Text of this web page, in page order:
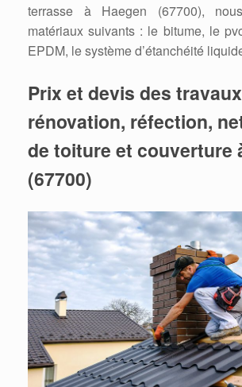
terrasse à Haegen (67700),
matériaux suivants : le bitume, le
EPDM, le système d’étanchéité
Prix et devis des
rénovation, réfection,
de toiture et couverture
(67700)